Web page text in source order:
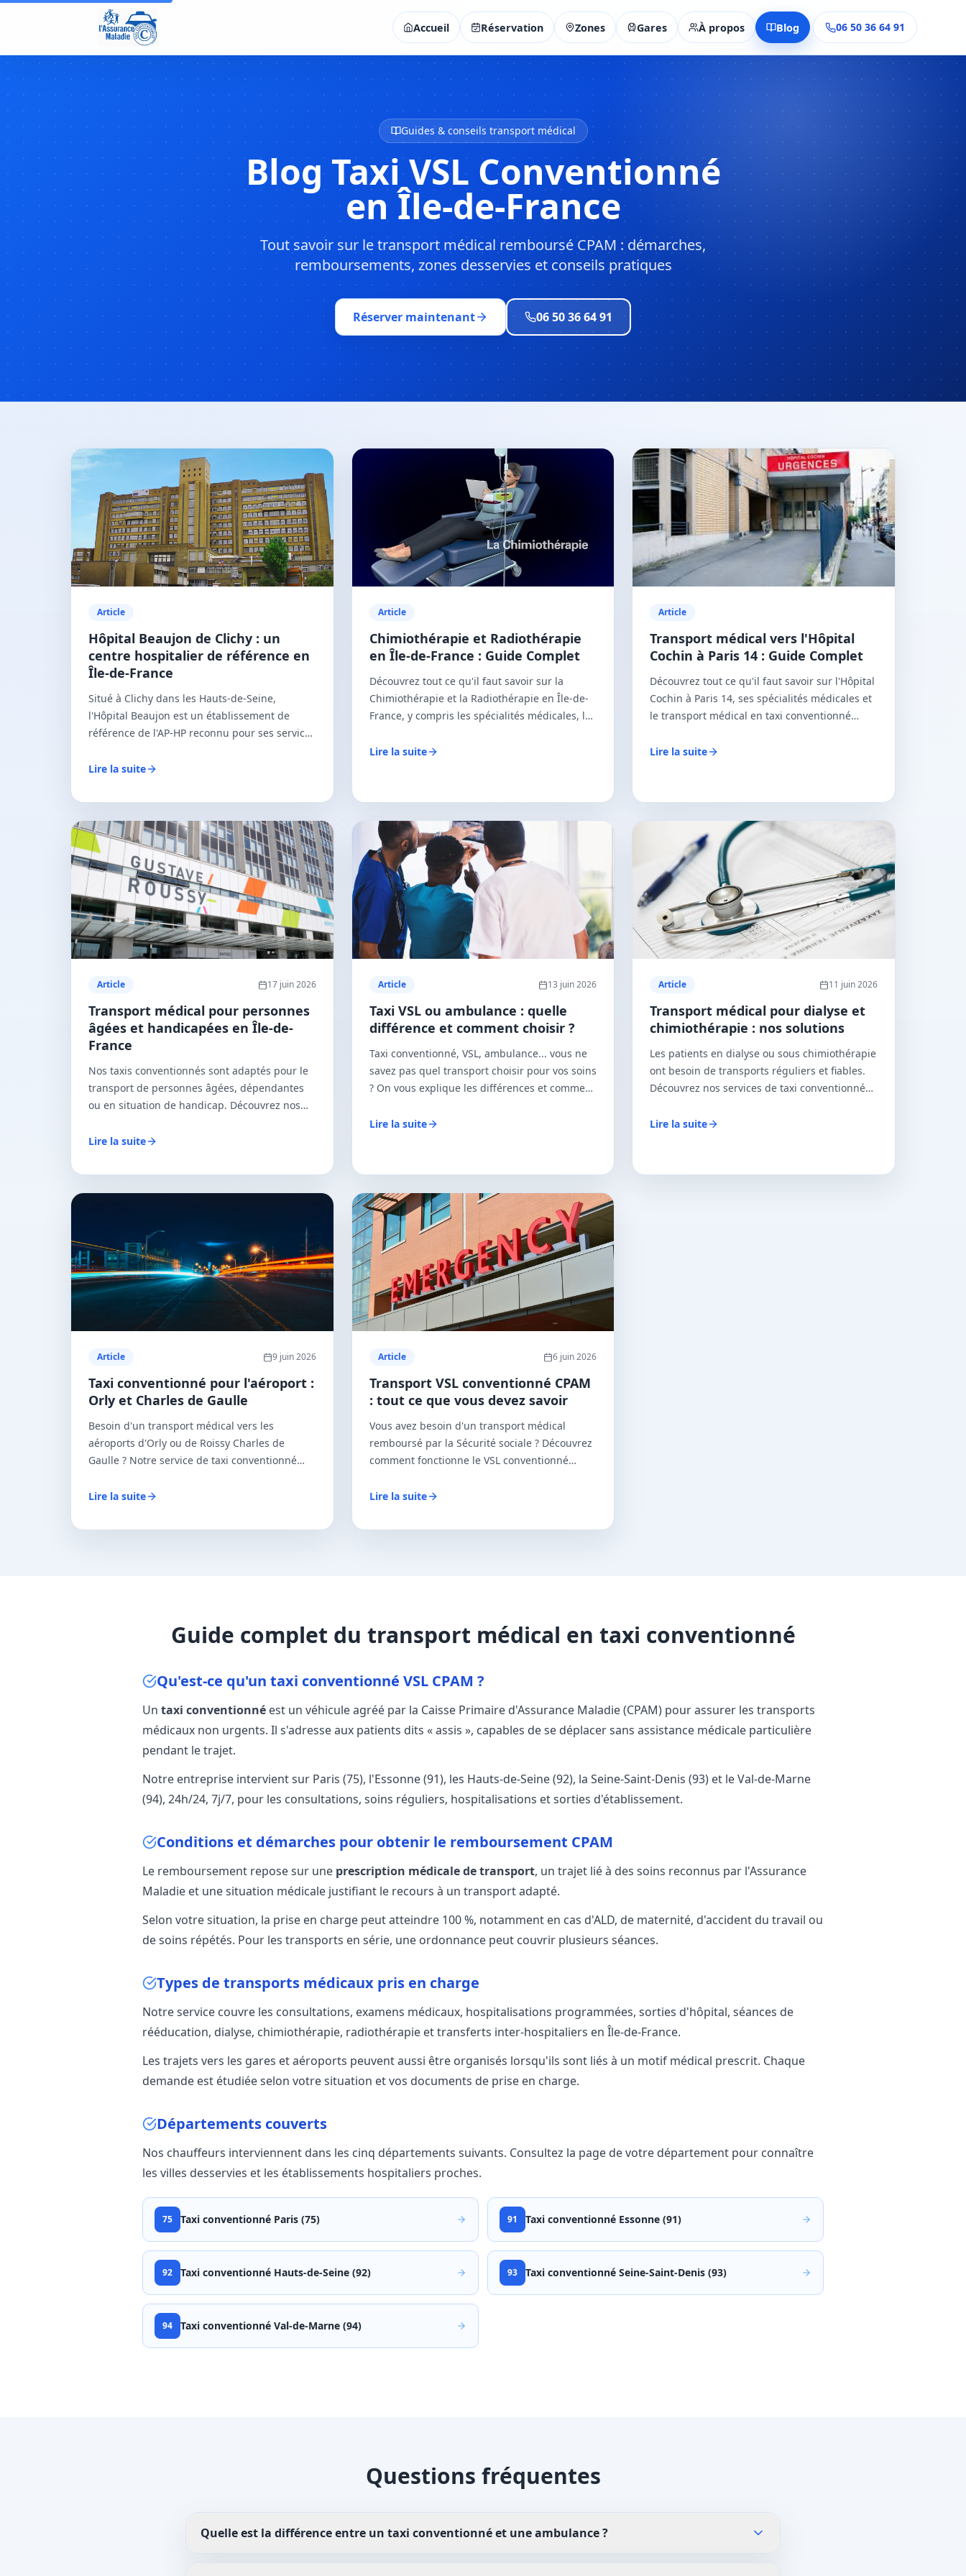
Accueil Réservation Zones Gares À propos Blog 06 50 36 64 91
Guides & conseils transport médical
Blog Taxi VSL Conventionné
en Île-de-France
Tout savoir sur le transport médical remboursé CPAM : démarches,
remboursements, zones desservies et conseils pratiques
Réserver maintenant 06 50 36 64 91
Article
Hôpital Beaujon de Clichy : un
centre hospitalier de référence en
Île-de-France
Situé à Clichy dans les Hauts-de-Seine,
l'Hôpital Beaujon est un établissement de
référence de l'AP-HP reconnu pour ses services
digestive, cancérologie et médecine
Lire la suite
Article
Chimiothérapie et Radiothérapie
en Île-de-France : Guide Complet
Découvrez tout ce qu'il faut savoir sur la
Chimiothérapie et la Radiothérapie en Île-de-
France, y compris les spécialités médicales, les
de transport médical en taxi conventionné
Lire la suite
Article
Transport médical vers l'Hôpital
Cochin à Paris 14 : Guide Complet
Découvrez tout ce qu'il faut savoir sur l'Hôpital
Cochin à Paris 14, ses spécialités médicales et
le transport médical en taxi conventionné
Lire la suite
Article 17 juin 2026
Transport médical pour personnes
âgées et handicapées en Île-de-
France
Nos taxis conventionnés sont adaptés pour le
transport de personnes âgées, dépendantes
ou en situation de handicap. Découvrez nos
Lire la suite
Article 13 juin 2026
Taxi VSL ou ambulance : quelle
différence et comment choisir ?
Taxi conventionné, VSL, ambulance... vous ne
savez pas quel transport choisir pour vos soins
? On vous explique les différences et comment
Lire la suite
Article 11 juin 2026
Transport médical pour dialyse et
chimiothérapie : nos solutions
Les patients en dialyse ou sous chimiothérapie
ont besoin de transports réguliers et fiables.
Découvrez nos services de taxi conventionné
Lire la suite
Article 9 juin 2026
Taxi conventionné pour l'aéroport :
Orly et Charles de Gaulle
Besoin d'un transport médical vers les
aéroports d'Orly ou de Roissy Charles de
Gaulle ? Notre service de taxi conventionné
Île-de-France.
Lire la suite
Article 6 juin 2026
Transport VSL conventionné CPAM
: tout ce que vous devez savoir
Vous avez besoin d'un transport médical
remboursé par la Sécurité sociale ? Découvrez
comment fonctionne le VSL conventionné
Lire la suite
Guide complet du transport médical en taxi conventionné
Qu'est-ce qu'un taxi conventionné VSL CPAM ?
Un taxi conventionné est un véhicule agréé par la Caisse Primaire d'Assurance Maladie (CPAM) pour assurer les transports
médicaux non urgents. Il s'adresse aux patients dits « assis », capables de se déplacer sans assistance médicale particulière
pendant le trajet.
Notre entreprise intervient sur Paris (75), l'Essonne (91), les Hauts-de-Seine (92), la Seine-Saint-Denis (93) et le Val-de-Marne
(94), 24h/24, 7j/7, pour les consultations, soins réguliers, hospitalisations et sorties d'établissement.
Conditions et démarches pour obtenir le remboursement CPAM
Le remboursement repose sur une prescription médicale de transport, un trajet lié à des soins reconnus par l'Assurance
Maladie et une situation médicale justifiant le recours à un transport adapté.
Selon votre situation, la prise en charge peut atteindre 100 %, notamment en cas d'ALD, de maternité, d'accident du travail ou
de soins répétés. Pour les transports en série, une ordonnance peut couvrir plusieurs séances.
Types de transports médicaux pris en charge
Notre service couvre les consultations, examens médicaux, hospitalisations programmées, sorties d'hôpital, séances de
rééducation, dialyse, chimiothérapie, radiothérapie et transferts inter-hospitaliers en Île-de-France.
Les trajets vers les gares et aéroports peuvent aussi être organisés lorsqu'ils sont liés à un motif médical prescrit. Chaque
demande est étudiée selon votre situation et vos documents de prise en charge.
Départements couverts
Nos chauffeurs interviennent dans les cinq départements suivants. Consultez la page de votre département pour connaître
les villes desservies et les établissements hospitaliers proches.
75 Taxi conventionné Paris (75) 91 Taxi conventionné Essonne (91)
92 Taxi conventionné Hauts-de-Seine (92) 93 Taxi conventionné Seine-Saint-Denis (93)
94 Taxi conventionné Val-de-Marne (94)
Questions fréquentes
Quelle est la différence entre un taxi conventionné et une ambulance ?